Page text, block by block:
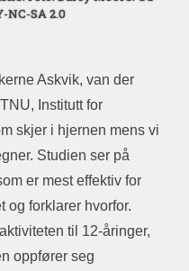
NC-SA 2.0
Askvik, van der
Institutt for
skjer i hjernen mens vi
Studien ser på
er mest effektiv for
forklarer hvorfor.
til 12-åringer,
oppfører seg